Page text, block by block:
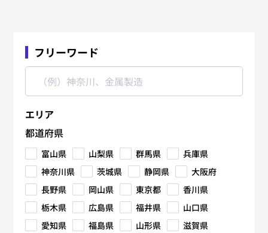
フリーワード
エリア
都道府県
富山県 山梨県 群馬県
兵庫県
神奈川県
茨城県 静岡県
大阪府
長野県
岡山県 東京都
香川県
栃木県
広島県 福井県
山口県
愛知県
福島県 山形県 滋賀県